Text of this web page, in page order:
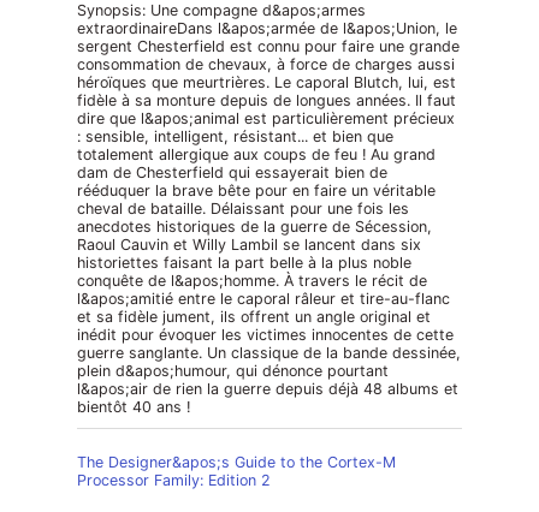
Synopsis: Une compagne d&apos;armes
extraordinaireDans l&apos;armée de l&apos;Union, le
sergent Chesterfield est connu pour faire une grande
consommation de chevaux, à force de charges aussi
héroïques que meurtrières. Le caporal Blutch, lui, est
fidèle à sa monture depuis de longues années. Il faut
dire que l&apos;animal est particulièrement précieux
: sensible, intelligent, résistant... et bien que
totalement allergique aux coups de feu ! Au grand
dam de Chesterfield qui essayerait bien de
rééduquer la brave bête pour en faire un véritable
cheval de bataille. Délaissant pour une fois les
anecdotes historiques de la guerre de Sécession,
Raoul Cauvin et Willy Lambil se lancent dans six
historiettes faisant la part belle à la plus noble
conquête de l&apos;homme. À travers le récit de
l&apos;amitié entre le caporal râleur et tire-au-flanc
et sa fidèle jument, ils offrent un angle original et
inédit pour évoquer les victimes innocentes de cette
guerre sanglante. Un classique de la bande dessinée,
plein d&apos;humour, qui dénonce pourtant
l&apos;air de rien la guerre depuis déjà 48 albums et
bientôt 40 ans !
The Designer&apos;s Guide to the Cortex-M
Processor Family: Edition 2